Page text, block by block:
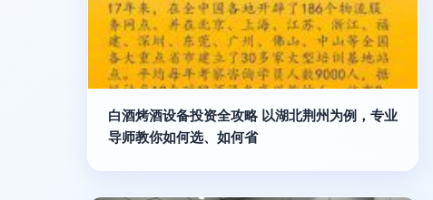
白酒烤酒设备投资全攻略 以湖北荆州为例，专业
导师教你如何选、如何省